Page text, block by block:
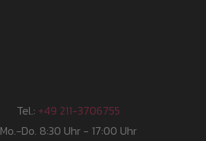
Tel.: +49 211-3706755
Mo.-Do. 8:30 Uhr - 17:00 Uhr